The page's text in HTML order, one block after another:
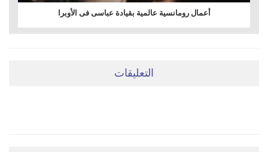
أعمال رومانسية عالمية بقيادة عباسى فى الأوبرا
التعليقات